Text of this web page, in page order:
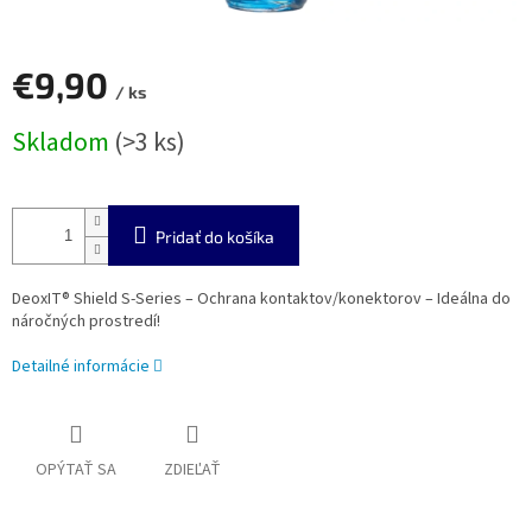
€9,90 / ks
cena:
Skladom (>3 ks)
Pridať do košíka
DeoxIT® Shield S-Series – Ochrana kontaktov/konektorov – Ideálna do
náročných prostredí!
Detailné informácie
OPÝTAŤ SA ZDIEĽAŤ